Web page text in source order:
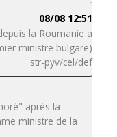
08/08 12:51
la Roumanie a
ministre bulgare)
str-pyv/cel/def
après la
ministre de la